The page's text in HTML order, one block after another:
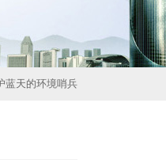
蓝天的环境哨兵